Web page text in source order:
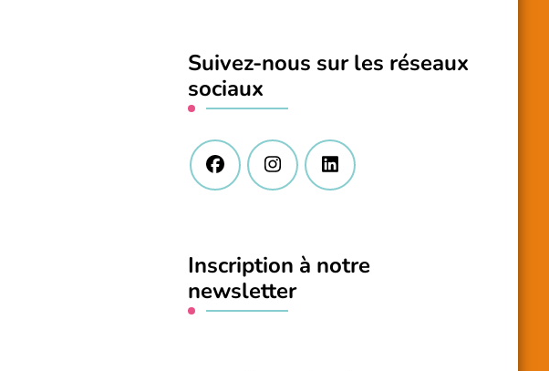
?
Suivez-nous sur les réseaux
sociaux
Inscription à notre
newsletter